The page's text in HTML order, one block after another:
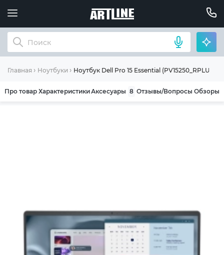
Главная Ноутбуки Ноутбук Dell Pro 15 Essential
Про товар ХарактеристикиАксесуары 8 Отзывы/Вопросы Обзоры
нашей продукции. Мы уверены, что
приобретенная вами техника будет служить
вам долгие годы при соблюдении правил
эксплуатации и хранения.